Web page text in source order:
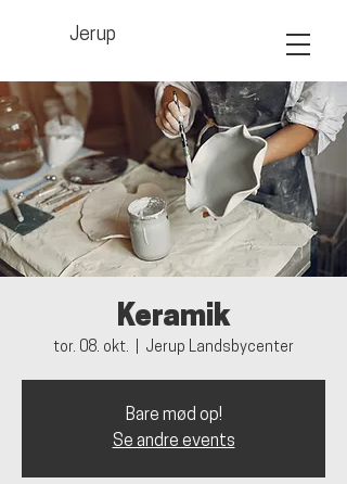
Jerup
Keramik
tor. 08. okt. Jerup Landsbycenter
Bare mød op!
Se andre events